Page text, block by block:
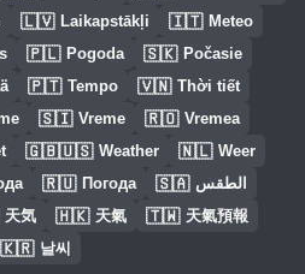
🇱🇻 Laikapstākļi 🇮🇹 Meteo
🇵🇱 Pogoda 🇸🇰 Počasie
🇵🇹 Tempo 🇻🇳 Thời tiết
🇸🇮 Vreme 🇷🇴 Vremea
🇬🇧🇺🇸 Weather 🇳🇱 Weer
🇷🇺 Погода 🇸🇦 الطقس
天気 🇭🇰 天氣 🇹🇼 天氣預報
🇰🇷 날씨